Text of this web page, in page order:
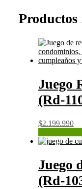
Productos
Juego
(Rd-
$2.199.990
Juego
(Rd-